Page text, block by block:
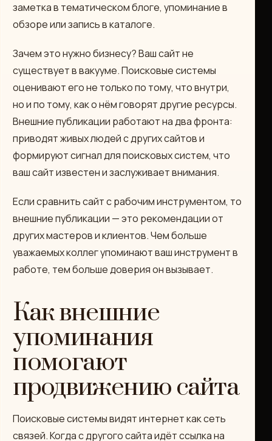
заметка в тематическом блоге, упоминание в
обзоре или запись в каталоге.
Зачем это нужно бизнесу? Ваш сайт не
существует в вакууме. Поисковые системы
оценивают его не только по тому, что внутри,
но и по тому, как о нём говорят другие ресурсы.
Внешние публикации работают на два фронта:
приводят живых людей с других сайтов и
формируют сигнал для поисковых систем, что
ваш сайт известен и заслуживает внимания.
Если сравнить сайт с рабочим инструментом, то
внешние публикации — это рекомендации от
других мастеров и клиентов. Чем больше
уважаемых коллег упоминают ваш инструмент в
работе, тем больше доверия он вызывает.
Как внешние
упоминания
помогают
продвижению сайта
Поисковые системы видят интернет как сеть
связей. Когда с другого сайта идёт ссылка на